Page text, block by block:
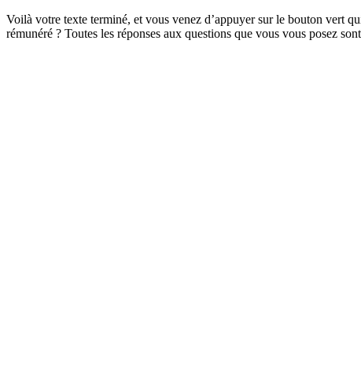
Voilà votre texte terminé, et vous venez d’appuyer sur le bouton vert
rémunéré ? Toutes les réponses aux questions que vous vous posez